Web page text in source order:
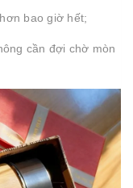
bao giờ hết;
cần đợi chờ mòn